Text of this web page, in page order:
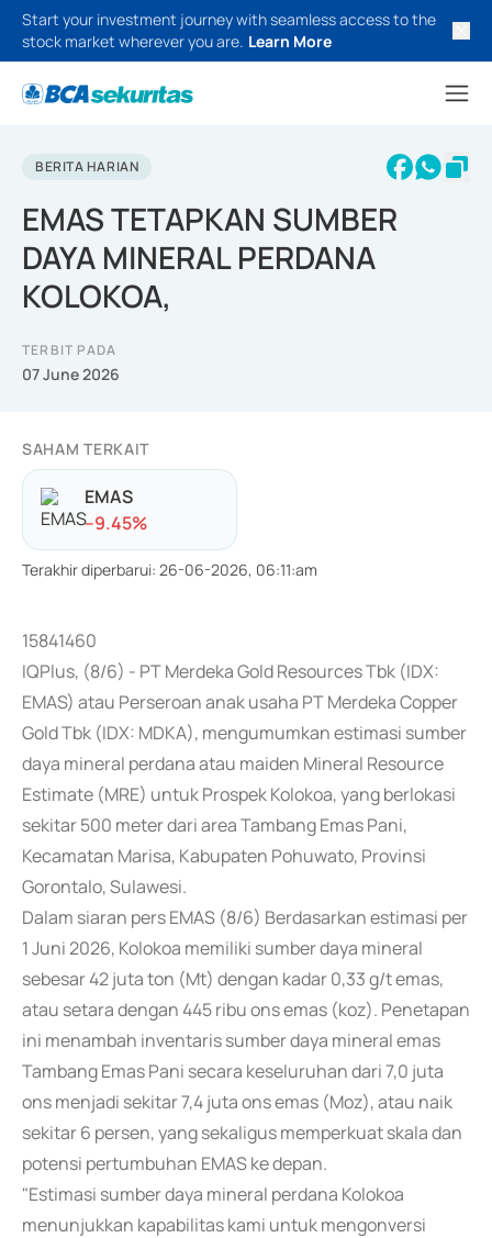
Start your investment journey with seamless access to the
stock market wherever you are. Learn More
BERITA HARIAN
EMAS TETAPKAN SUMBER
DAYA MINERAL PERDANA
KOLOKOA,
TERBIT PADA
07 June 2026
SAHAM TERKAIT
EMAS
--9.45%
Terakhir diperbarui: 26-06-2026, 06:11:am
15841460
IQPlus, (8/6) - PT Merdeka Gold Resources Tbk (IDX:
EMAS) atau Perseroan anak usaha PT Merdeka Copper
Gold Tbk (IDX: MDKA), mengumumkan estimasi sumber
daya mineral perdana atau maiden Mineral Resource
Estimate (MRE) untuk Prospek Kolokoa, yang berlokasi
sekitar 500 meter dari area Tambang Emas Pani,
Kecamatan Marisa, Kabupaten Pohuwato, Provinsi
Gorontalo, Sulawesi.
Dalam siaran pers EMAS (8/6) Berdasarkan estimasi per
1 Juni 2026, Kolokoa memiliki sumber daya mineral
sebesar 42 juta ton (Mt) dengan kadar 0,33 g/t emas,
atau setara dengan 445 ribu ons emas (koz). Penetapan
ini menambah inventaris sumber daya mineral emas
Tambang Emas Pani secara keseluruhan dari 7,0 juta
ons menjadi sekitar 7,4 juta ons emas (Moz), atau naik
sekitar 6 persen, yang sekaligus memperkuat skala dan
potensi pertumbuhan EMAS ke depan.
"Estimasi sumber daya mineral perdana Kolokoa
menunjukkan kapabilitas kami untuk mengonversi